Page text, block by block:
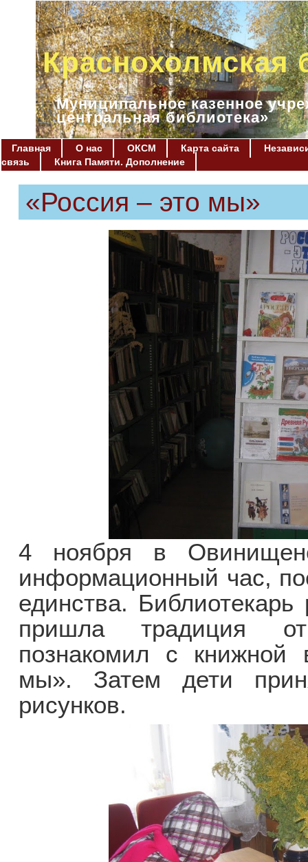
Краснохолмская
Муниципальное казенное
центральная библиотека»
Главная О нас ОКСМ Карта сайта
связь
Книга Памяти. Дополнение
«Россия – это мы»
4 ноября в
информационный час,
единства. Библиотекарь
пришла традиция
познакомил с книжной
мы». Затем дети
рисунков.